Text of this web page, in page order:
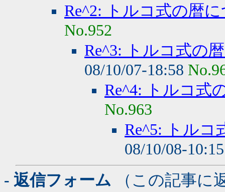
Re^2: トルコ式の暦
No.952
Re^3: トルコ式の
08/10/07-18:58
Re^4: トルコ式
No.963
Re^5: トルコ
08/10/08-
- 返信フォーム （この記事に